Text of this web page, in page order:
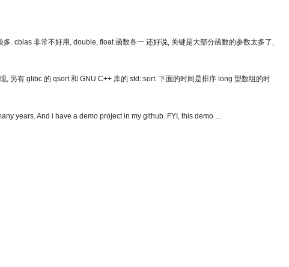
. cblas 非常不好用, double, float 函数各一 还好说, 关键是大部分函数的参数太多了,
, 另有 glibc 的 qsort 和 GNU C++ 库的 std::sort. 下面的时间是排序 long 型数组的时
years. And i have a demo project in my github. FYI, this demo ...